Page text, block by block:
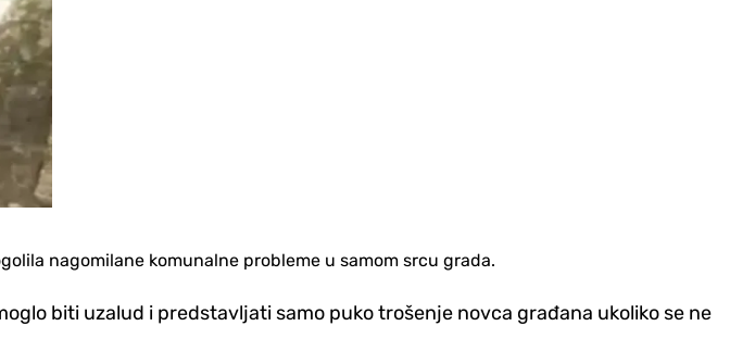
nagomilane komunalne probleme u samom srcu grada.
biti uzalud i predstavljati samo puko trošenje novca građana ukoliko se ne